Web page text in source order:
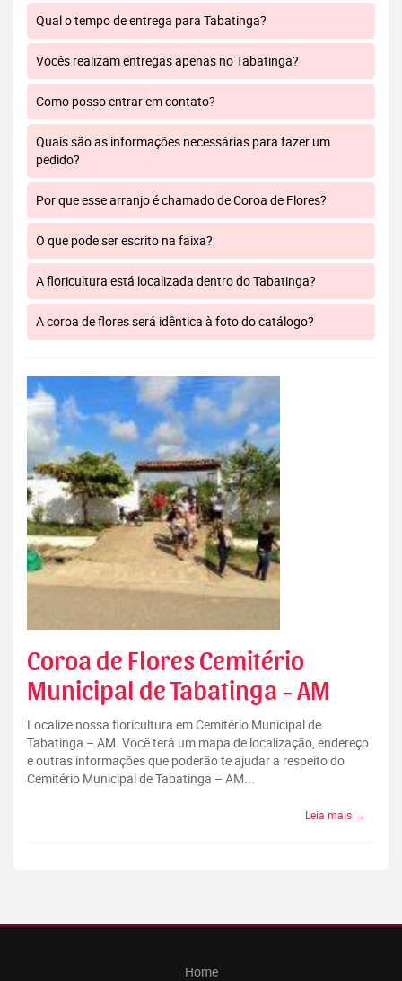
Qual o tempo de entrega para Tabatinga?
Vocês realizam entregas apenas no Tabatinga?
Como posso entrar em contato?
Quais são as informações necessárias para fazer um
pedido?
Por que esse arranjo é chamado de Coroa de Flores?
O que pode ser escrito na faixa?
A floricultura está localizada dentro do Tabatinga?
A coroa de flores será idêntica à foto do catálogo?
Coroa de Flores Cemitério
Municipal de Tabatinga - AM
Localize nossa floricultura em Cemitério Municipal de
Tabatinga – AM. Você terá um mapa de localização, endereço
e outras informações que poderão te ajudar a respeito do
Cemitério Municipal de Tabatinga – AM...
Leia mais →
Home